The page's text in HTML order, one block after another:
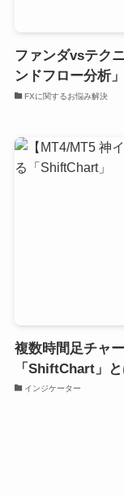
ファンダvsテク
ンドフロー分析
FXに関するお悩み解決
複数時間足チャ
「ShiftChart」
インジケーター